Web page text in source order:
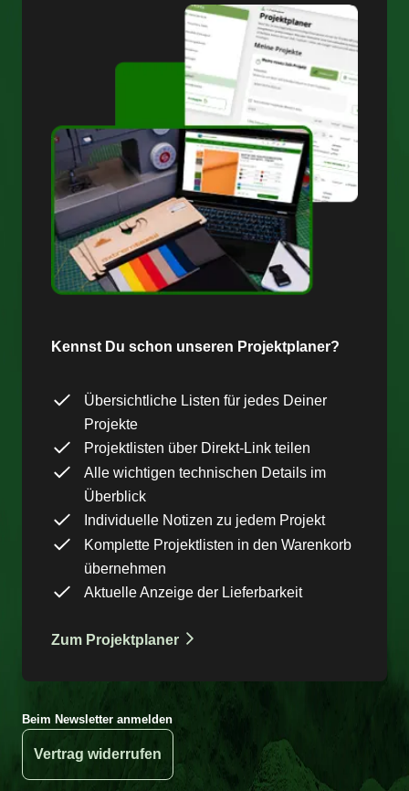
Kennst Du schon unseren Projektplaner?
Übersichtliche Listen für jedes Deiner
Projekte
Projektlisten über Direkt-Link teilen
Alle wichtigen technischen Details im
Überblick
Individuelle Notizen zu jedem Projekt
Komplette Projektlisten in den Warenkorb
übernehmen
Aktuelle Anzeige der Lieferbarkeit
Zum Projektplaner
Beim Newsletter anmelden
Vertrag widerrufen